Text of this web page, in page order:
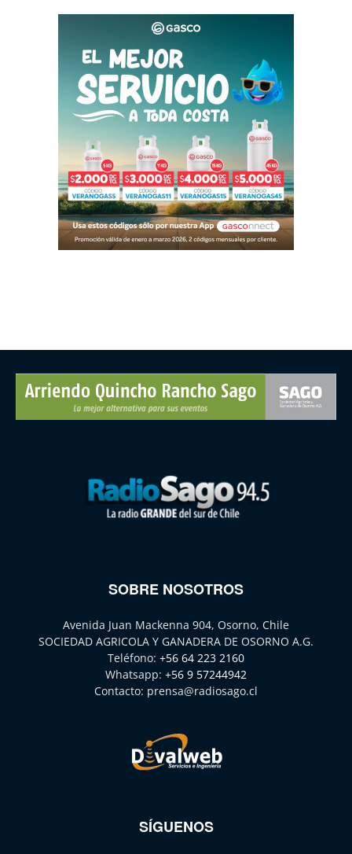
SOBRE NOSOTROS
Avenida Juan Mackenna 904, Osorno, Chile
SOCIEDAD AGRICOLA Y GANADERA DE OSORNO A.G.
Teléfono: +56 64 223 2160
Whatsapp: +56 9 57244942
Contacto: prensa@radiosago.cl
SÍGUENOS